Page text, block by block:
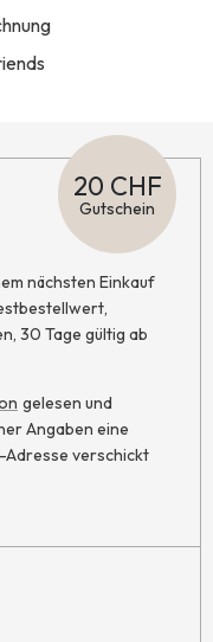
20 CHF
Gutschein
nächsten Einkauf
30 Tage gültig ab
gelesen und
Angaben eine
Adresse verschickt